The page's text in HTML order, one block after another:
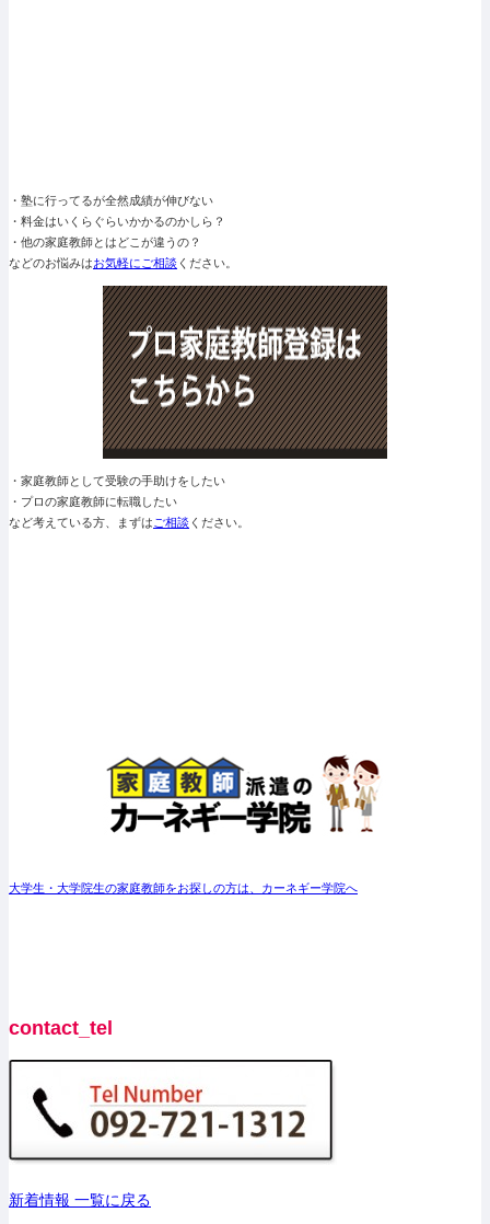
・塾に行ってるが全然成績が伸びない
・料金はいくらぐらいかかるのかしら？
・他の家庭教師とはどこが違うの？
などのお悩みはお気軽にご相談 ください。
・家庭教師として受験の手助けをしたい
・プロの家庭教師に転職したい
など考えている方、まずは ご相談 ください。
大学生・大学院生の家庭教師をお探しの方は、カーネギー学院へ
contact_tel
新着情報 一覧に戻る